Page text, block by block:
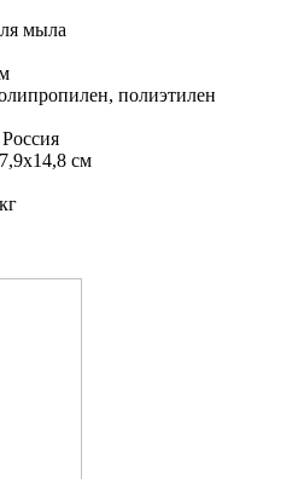
мыла
полиэтилен
Россия
см